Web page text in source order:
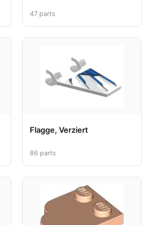
47 parts
Flagge, Verziert
86 parts